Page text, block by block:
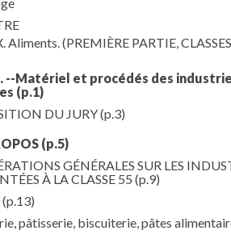
Aliments. (PREMIÈRE PARTIE,
--Matériel et procédés des
(p.1)
DU JURY(p.3)
(p.5)
GÉNÉRALES SUR LES
À LA CLASSE 55 (p.9)
(p.13)
pâtisserie, biscuiterie, pâtes